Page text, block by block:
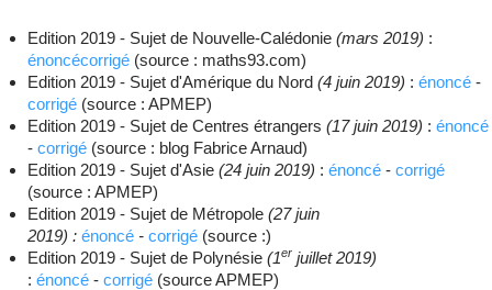
Edition 2019 - Sujet de Nouvelle-Calédonie (mars 2019) :
énoncécorrigé (source : maths93.com)
Edition 2019 - Sujet d'Amérique du Nord (4 juin 2019) : énoncé -
corrigé (source : APMEP)
Edition 2019 - Sujet de Centres étrangers (17 juin 2019) : énoncé
- corrigé (source : blog Fabrice Arnaud)
Edition 2019 - Sujet d'Asie (24 juin 2019) : énoncé - corrigé
(source : APMEP)
Edition 2019 - Sujet de Métropole (27 juin
2019) : énoncé - corrigé (source :)
Edition 2019 - Sujet de Polynésie (1er juillet 2019)
: énoncé - corrigé (source APMEP)